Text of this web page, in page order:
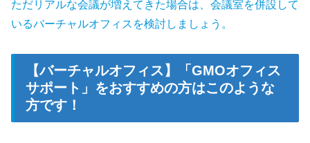
ただリアルな会議が増えてきた場合は、会議室を併設して
いるバーチャルオフィスを検討しましょう。
【バーチャルオフィス】「GMOオフィス
サポート」をおすすめの方はこのような
方です！